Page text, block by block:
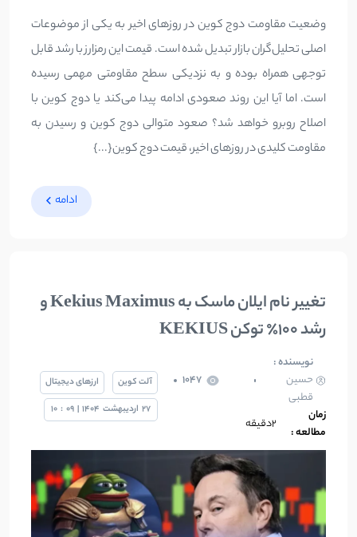
وضعیت مقاومت دوج کوین در روزهای اخیر به یکی از موضوعات
اصلی تحلیل‌گران بازار تبدیل شده است. قیمت این رمزارز با رشد قابل
توجهی همراه بوده و به نزدیکی سطح مقاومتی مهمی رسیده
است. اما آیا این روند صعودی ادامه پیدا می‌کند یا دوج کوین با
اصلاح روبرو خواهد شد؟ صعود متوالی دوج کوین و رسیدن به
مقاومت کلیدی در روزهای اخیر، قیمت دوج کوین{...}
ادامه
تغییر نام ایلان ماسک به Kekius Maximus و
رشد 100٪ توکن KEKIUS
نویسنده :
حسین
قطبی
1047
زمان
مطالعه :
۲دقیقه
آلت کوین
ارزهای دیجیتال
27 اردیبهشت 1404
|
09
:
10